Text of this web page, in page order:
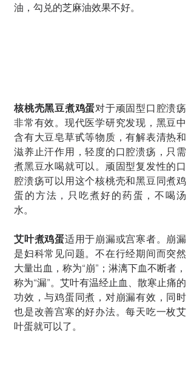
油，勾兑的芝麻油效果不好。
核桃壳黑豆煮鸡蛋对于顽固型口腔溃疡
非常有效。现代医学研究发现，黑豆中
含有大豆皂草甙等物质，有解表清热和
滋养止汗作用，轻度的口腔溃疡，只需
煮黑豆水喝就可以。顽固型复发性的口
腔溃疡可以用这个核桃壳和黑豆同煮鸡
蛋的方法，只吃煮好的药蛋，不喝汤
水。
艾叶煮鸡蛋适用于崩漏或宫寒者。崩漏
是妇科常见问题。不在行经期间而突然
大量出血，称为“崩”；淋漓下血不断者，
称为“漏”。艾叶有温经止血、散寒止痛的
功效，与鸡蛋同煮，对崩漏有效，同时
也是改善宫寒的好办法。每天吃一枚艾
叶蛋就可以了。